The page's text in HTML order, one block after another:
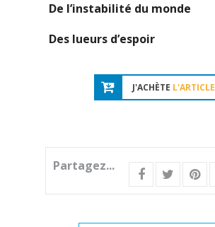
De l’instabilité du monde
Des lueurs d’espoir
J'ACHÈTE L'ARTICLE
Partagez...